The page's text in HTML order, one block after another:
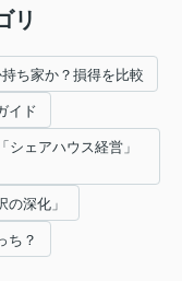
リ
ち家か？損得を比較
イド
ェアハウス経営」
の深化」
ち？